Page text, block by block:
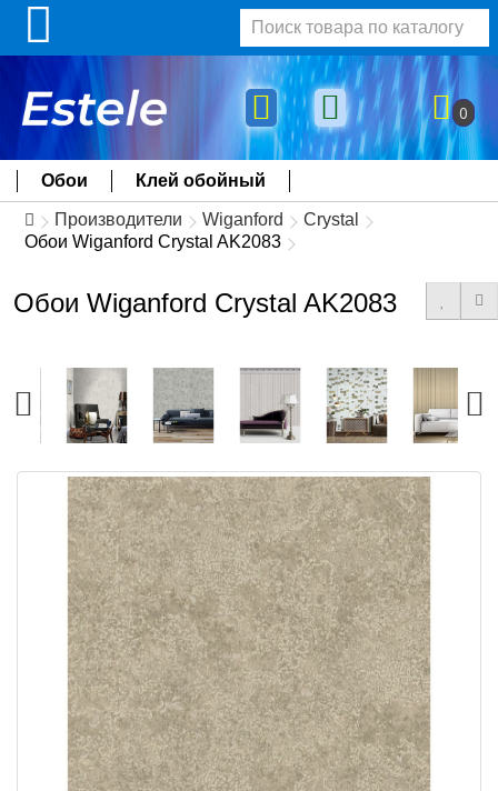
0
Обои Клей обойный
Производители Wiganford
Crystal
Обои Wiganford Crystal AK2083
Обои Wiganford Crystal AK2083